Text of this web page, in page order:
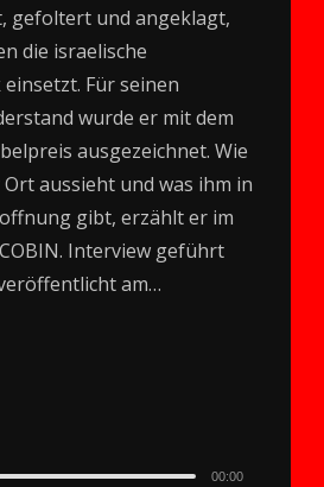
gefoltert und angeklagt,
die israelische
Für seinen
wurde er mit dem
ausgezeichnet. Wie
aussieht und was ihm in
gibt, erzählt er im
Interview geführt
am…
00:00